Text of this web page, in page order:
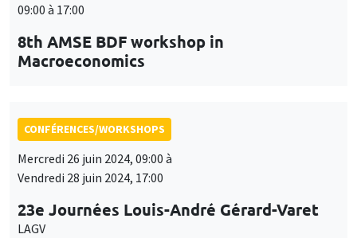
09:00 à 17:00
8th AMSE BDF workshop in
Macroeconomics
CONFÉRENCES/WORKSHOPS
Mercredi 26 juin 2024, 09:00 à
Vendredi 28 juin 2024, 17:00
23e Journées Louis-André Gérard-Varet
LAGV